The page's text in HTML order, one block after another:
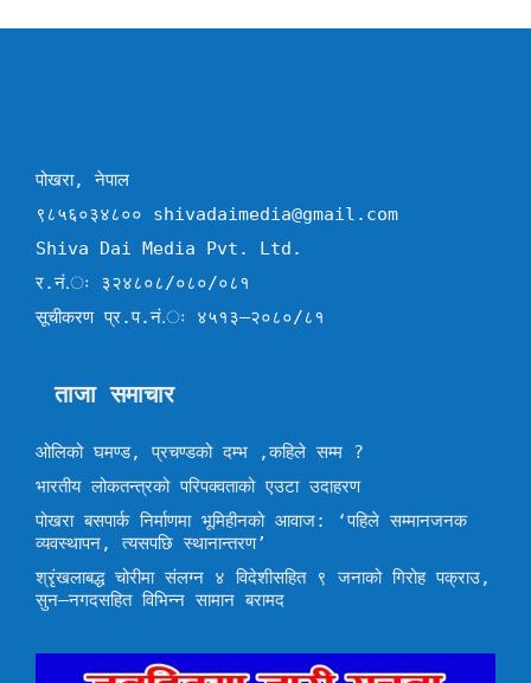
पोखरा, नेपाल
९८५६०३४८०० shivadaimedia@gmail.com
Shiva Dai Media Pvt. Ltd.
र.नं.ः ३२४८०८/०८०/०८१
सूचीकरण प्र.प.नं.ः ४५१३–२०८०/८१
ताजा समाचार
ओलिको घमण्ड, प्रचण्डको दम्भ ,कहिले सम्म ?
भारतीय लोकतन्त्रको परिपक्वताको एउटा उदाहरण
पोखरा बसपार्क निर्माणमा भूमिहीनको आवाज: ‘पहिले सम्मानजनक
व्यवस्थापन, त्यसपछि स्थानान्तरण’
श्रृंखलाबद्ध चोरीमा संलग्न ४ विदेशीसहित ९ जनाको गिरोह पक्राउ,
सुन–नगदसहित विभिन्न सामान बरामद